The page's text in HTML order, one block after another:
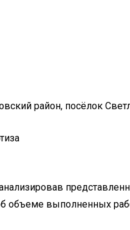
район, посёлок
объеме выполненных